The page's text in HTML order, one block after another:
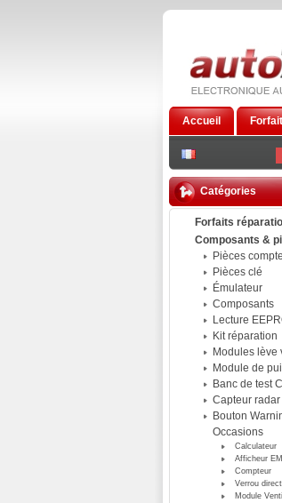
Accueil
Catégories
Forfaits
Composants &
Pièces
Pièces clé
Émulateur
Composants
Lecture
Kit réparation
Modules lève
Module de
Banc de test
Capteur
Bouton
Occasions
Calculateur
Afficheur
Compteur
Verrou
Module